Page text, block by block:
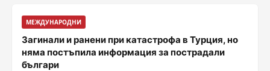
МЕЖДУНАРОДНИ
Загинали и ранени при катастрофа в Турция, но
няма постъпила информация за пострадали
българи